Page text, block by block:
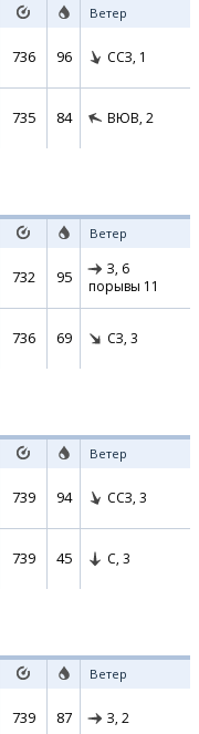
Ветер
736 96 ССЗ, 1
735 84 ВЮВ, 2
Ветер
732 95 З, 6
порывы 11
736 69 СЗ, 3
Ветер
739 94 ССЗ, 3
739 45 С, 3
Ветер
739 87 З, 2